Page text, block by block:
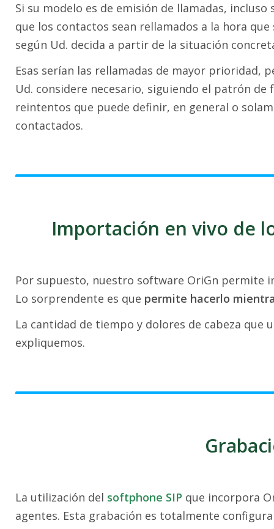
Si su modelo es de emisión de llamadas, incluso
que los contactos sean rellamados a la hora
según Ud. decida a partir de la situación
Esas serían las rellamadas de mayor prioridad,
Ud. considere necesario, siguiendo el patrón
reintentos que puede definir, en general o
contactados.
Importación en vivo de
Por supuesto, nuestro software OriGn permite
Lo sorprendente es que permite hacerlo
La cantidad de tiempo y dolores de cabeza que
expliquemos.
La utilización del softphone SIP que incorpora
agentes. Esta grabación es totalmente